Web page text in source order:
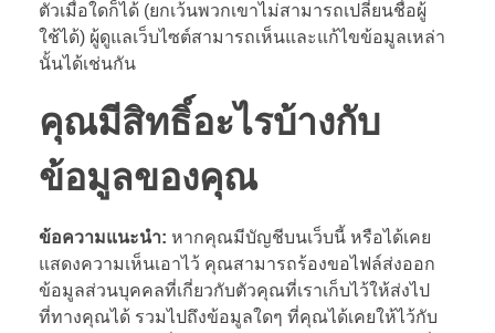
ตัวเมื่อใดก็ได้ (ยกเว้นพวกเขาไม่สามารถเปลี่ยนชื่อผู้
ใช้ได้) ผู้ดูแลเว็บไซต์สามารถเห็นและแก้ไขข้อมูลเหล่า
นั้นได้เช่นกัน
คุณมีสิทธิ์อะไรบ้างกับ
ข้อมูลของคุณ
ข้อความแนะนำ: หากคุณมีบัญชีบนเว็บนี้ หรือได้เคย
แสดงความเห็นเอาไว้ คุณสามารถร้องขอไฟล์ส่งออก
ข้อมูลส่วนบุคคลที่เกี่ยวกับตัวคุณที่เราเก็บไว้ให้ส่งไป
ที่ทางคุณได้ รวมไปถึงข้อมูลใดๆ ที่คุณได้เคยให้ไว้กับ